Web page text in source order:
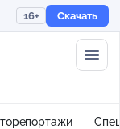
16+ Скачать